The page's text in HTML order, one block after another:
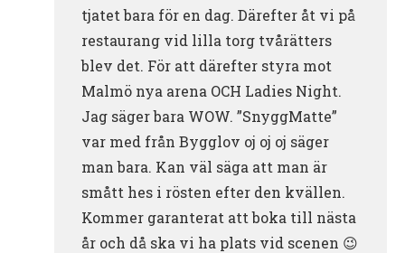
tjatet bara för en dag. Därefter åt vi på
restaurang vid lilla torg tvårätters
blev det. För att därefter styra mot
Malmö nya arena OCH Ladies Night.
Jag säger bara WOW. ”SnyggMatte”
var med från Bygglov oj oj oj säger
man bara. Kan väl säga att man är
smått hes i rösten efter den kvällen.
Kommer garanterat att boka till nästa
år och då ska vi ha plats vid scenen 😉